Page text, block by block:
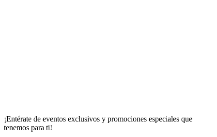
¡Entérate de eventos exclusivos y promociones especiales que
tenemos para ti!